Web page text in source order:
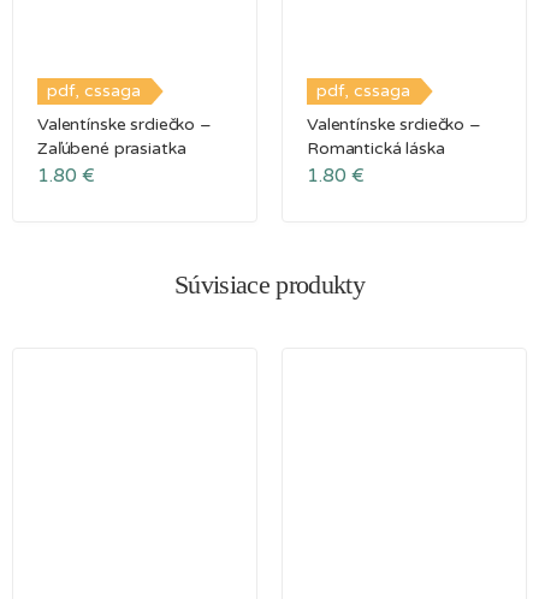
pdf, cssaga
Valentínske srdiečko –
Zaľúbené prasiatka
1.80 €
pdf, cssaga
Valentínske srdiečko –
Romantická láska
1.80 €
Súvisiace produkty